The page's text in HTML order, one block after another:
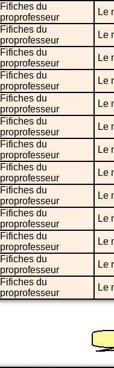
Fifiches du
proprofesseur
Le
Fifiches du
proprofesseur
Le
Fifiches du
proprofesseur
Le
Fifiches du
proprofesseur
Le
Fifiches du
proprofesseur
Le
Fifiches du
proprofesseur
Le
Fifiches du
proprofesseur
Le
Fifiches du
proprofesseur
Le
Fifiches du
proprofesseur
Le
Fifiches du
proprofesseur
Le
Fifiches du
proprofesseur
Le
Fifiches du
proprofesseur
Le
Fifiches du
proprofesseur
Le